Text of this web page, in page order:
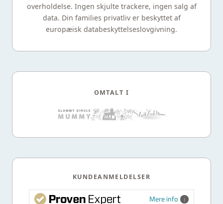
overholdelse. Ingen skjulte trackere, ingen salg af
data. Din families privatliv er beskyttet af
europæisk databeskyttelseslovgivning.
OMTALT I
KUNDEANMELDELSER
Mere info